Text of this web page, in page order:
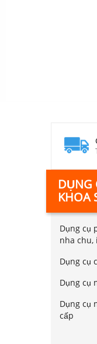
DỤNG
KHOA
Dụng cụ
nha
Dụng cụ
Dụng cụ
Dụng cụ
cấp